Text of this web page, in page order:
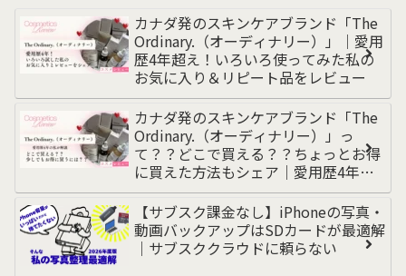
カナダ発のスキンケアブランド「The
Ordinary.（オーディナリー）」｜愛用
歴4年超え！いろいろ使ってみた私の
お気に入り＆リピート品をレビュー
カナダ発のスキンケアブランド「The
Ordinary.（オーディナリー）」っ
て？？どこで買える？？ちょっとお得
に買えた方法もシェア｜愛用歴4年超
えの私が解説
【サブスク課金なし】iPhoneの写真・
動画バックアップはSDカードが最適解
｜サブスククラウドに頼らない